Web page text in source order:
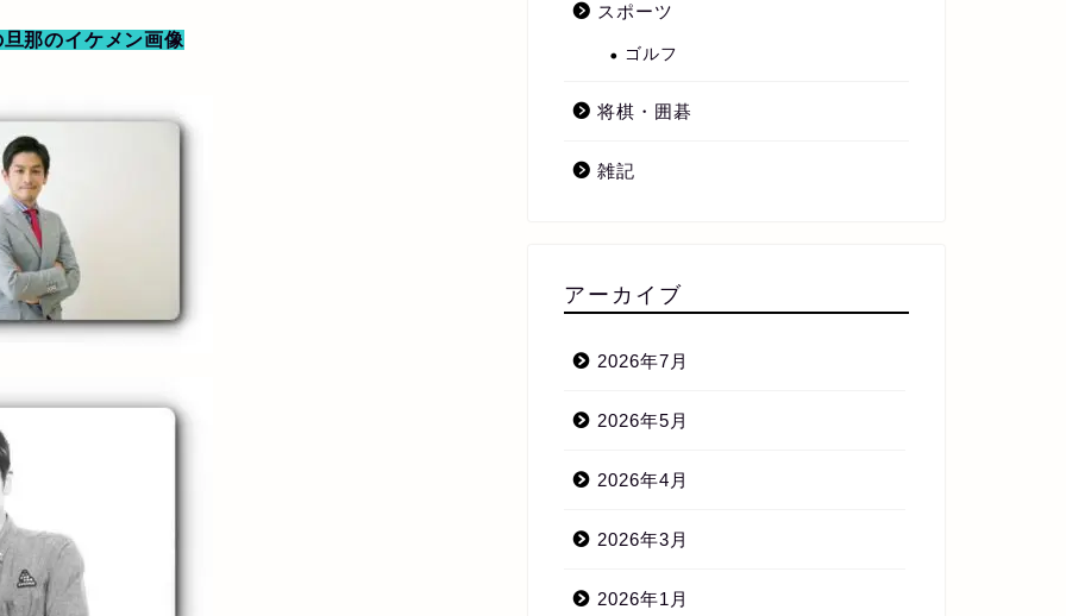
那のイケメン画像
スポーツ
ゴルフ
将棋・囲碁
雑記
アーカイブ
2026年7月
2026年5月
2026年4月
2026年3月
2026年1月